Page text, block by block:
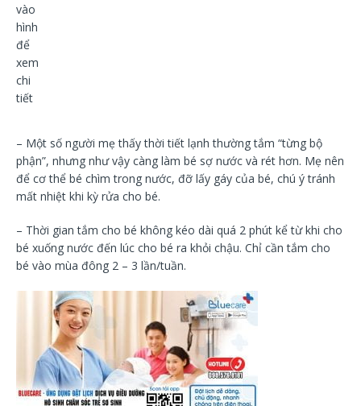
vào
hình
để
xem
chi
tiết
– Một số người mẹ thấy thời tiết lạnh thường tắm “từng bộ
phận”, nhưng như vậy càng làm bé sợ nước và rét hơn. Mẹ nên
để cơ thể bé chìm trong nước, đỡ lấy gáy của bé, chú ý tránh
mất nhiệt khi kỳ rửa cho bé.
– Thời gian tắm cho bé không kéo dài quá 2 phút kể từ khi cho
bé xuống nước đến lúc cho bé ra khỏi chậu. Chỉ cần tắm cho
bé vào mùa đông 2 – 3 lần/tuần.